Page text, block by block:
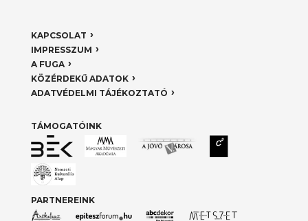
KAPCSOLAT
IMPRESSZUM
A FUGA
KÖZÉRDEKŰ ADATOK
ADATVÉDELMI TÁJÉKOZTATÓ
TÁMOGATÓINK
PARTNEREINK